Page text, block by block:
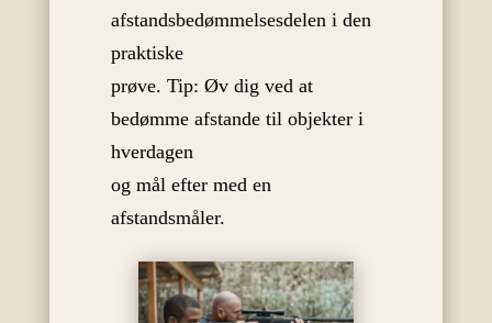
afstandsbedømmelsesdelen i den
praktiske
prøve. Tip: Øv dig ved at
bedømme afstande til objekter i
hverdagen
og mål efter med en
afstandsmåler.